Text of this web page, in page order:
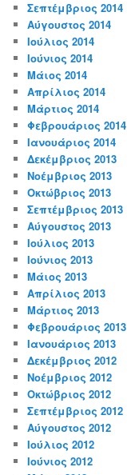
Σεπτέμβριος 2014
Αύγουστος 2014
Ιούλιος 2014
Ιούνιος 2014
Μάιος 2014
Απρίλιος 2014
Μάρτιος 2014
Φεβρουάριος 2014
Ιανουάριος 2014
Δεκέμβριος 2013
Νοέμβριος 2013
Οκτώβριος 2013
Σεπτέμβριος 2013
Αύγουστος 2013
Ιούλιος 2013
Ιούνιος 2013
Μάιος 2013
Απρίλιος 2013
Μάρτιος 2013
Φεβρουάριος 2013
Ιανουάριος 2013
Δεκέμβριος 2012
Νοέμβριος 2012
Οκτώβριος 2012
Σεπτέμβριος 2012
Αύγουστος 2012
Ιούλιος 2012
Ιούνιος 2012